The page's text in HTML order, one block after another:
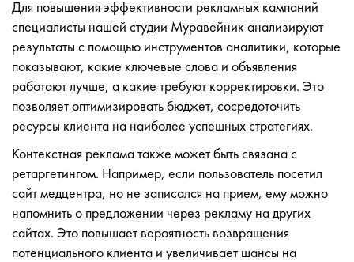
Для повышения эффективности рекламных кампаний
специалисты нашей студии Муравейник анализируют
результаты с помощью инструментов аналитики, которые
показывают, какие ключевые слова и объявления
работают лучше, а какие требуют корректировки. Это
позволяет оптимизировать бюджет, сосредоточить
ресурсы клиента на наиболее успешных стратегиях.
Контекстная реклама также может быть связана с
ретаргетингом. Например, если пользователь посетил
сайт медцентра, но не записался на прием, ему можно
напомнить о предложении через рекламу на других
сайтах. Это повышает вероятность возвращения
потенциального клиента и увеличивает шансы на